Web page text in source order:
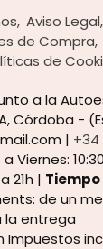
Aviso Legal
de Compra
de
a la
Córdoba -
| +34
a Viernes:
21h |
de un
la entrega
Impuestos